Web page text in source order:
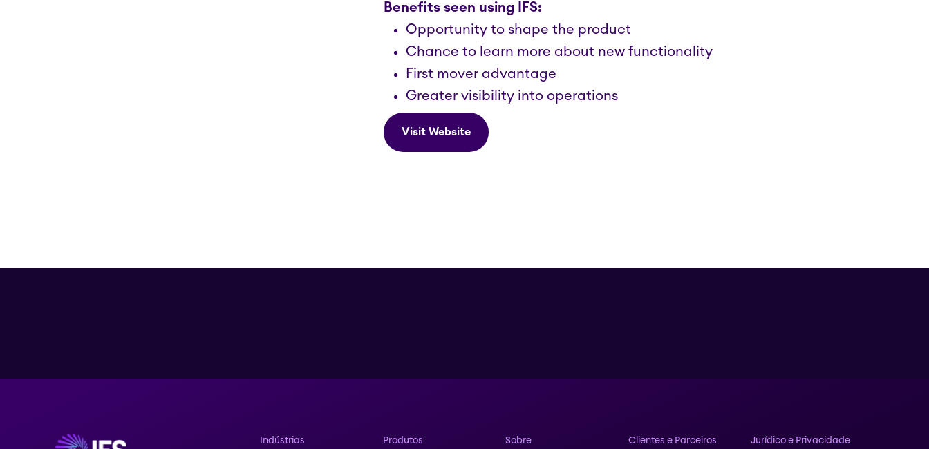
Benefits seen using IFS:
Opportunity to shape the product
Chance to learn more about new functionality
First mover advantage
Greater visibility into operations
Visit Website
Indústrias Produtos Sobre Clientes e Parceiros Jurídico e Privacidade